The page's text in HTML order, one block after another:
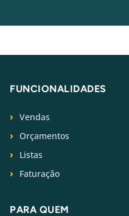
FUNCIONALIDADES
Vendas
Orçamentos
Listas
Faturação
PARA QUEM